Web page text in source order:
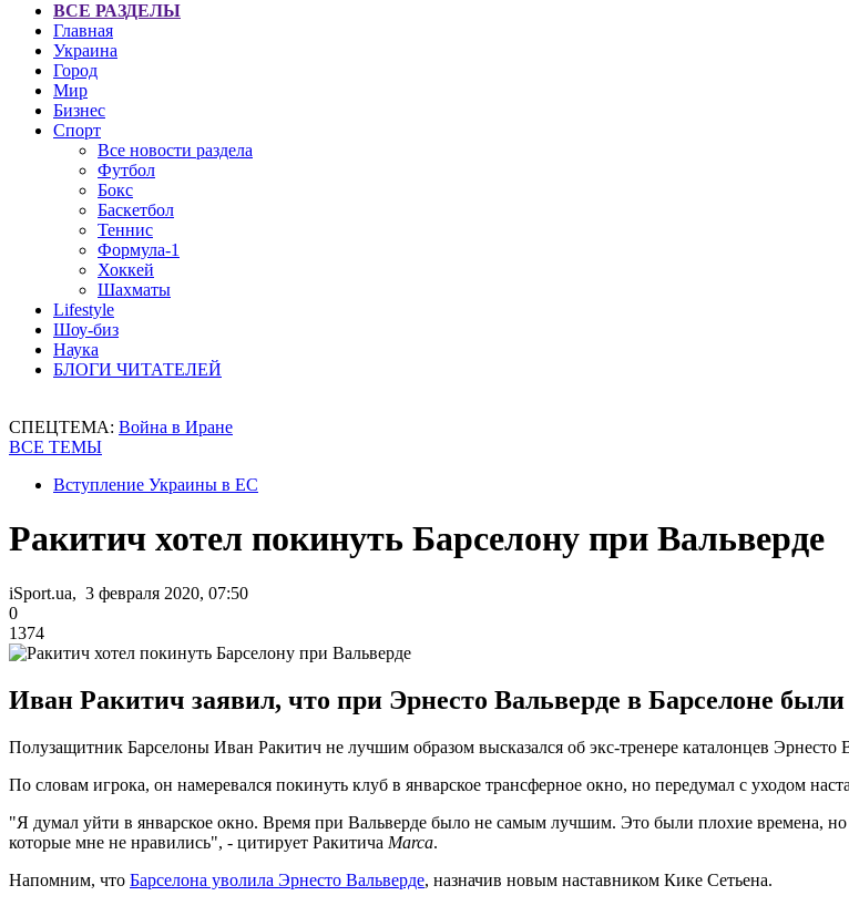
ВСЕ РАЗДЕЛЫ
Главная
Украина
Город
Мир
Бизнес
Спорт
Все новости раздела
Футбол
Бокс
Баскетбол
Теннис
Формула-1
Хоккей
Шахматы
Lifestyle
Шоу-биз
Наука
БЛОГИ ЧИТАТЕЛЕЙ
СПЕЦТЕМА: Война в Иране
ВСЕ ТЕМЫ
Вступление Украины в ЕС
Ракитич хотел покинуть Барселону при Вальверде
iSport.ua, 3 февраля 2020, 07:50
0
1374
Иван Ракитич заявил, что при Эрнесто Вальверде в Барселоне были
Полузащитник Барселоны Иван Ракитич не лучшим образом высказался об экс-тренере каталонцев Эрнесто
По словам игрока, он намеревался покинуть клуб в январское трансферное окно, но передумал с уходом
"Я думал уйти в январское окно. Время при Вальверде было не самым лучшим. Это были плохие времена,
которые мне не нравились", - цитирует Ракитича Marca.
Напомним, что Барселона уволила Эрнесто Вальверде, назначив новым наставником Кике Сетьена.